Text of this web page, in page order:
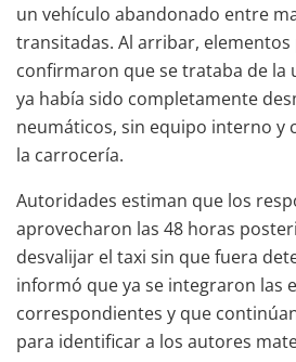
un vehículo abandonado entre
transitadas. Al arribar, elementos
confirmaron que se trataba de la
ya había sido completamente
neumáticos, sin equipo interno y
la carrocería.
Autoridades estiman que los
aprovecharon las 48 horas
desvalijar el taxi sin que fuera
informó que ya se integraron las
correspondientes y que
para identificar a los autores